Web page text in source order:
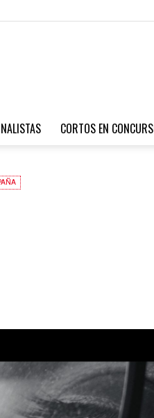
CORTOS EN